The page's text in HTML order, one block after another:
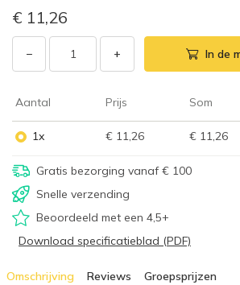
€ 11,26
− + In de
Aantal Prijs Som
1x € 11,26 € 11,26
Gratis bezorging vanaf € 100
Snelle verzending
Beoordeeld met een 4,5+
Download specificatieblad (PDF)
Omschrijving Reviews Groepsprijzen